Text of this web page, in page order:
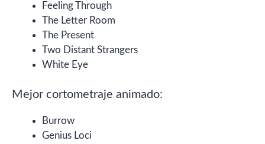
Feeling Through
The Letter Room
The Present
Two Distant Strangers
White Eye
Mejor cortometraje animado:
Burrow
Genius Loci